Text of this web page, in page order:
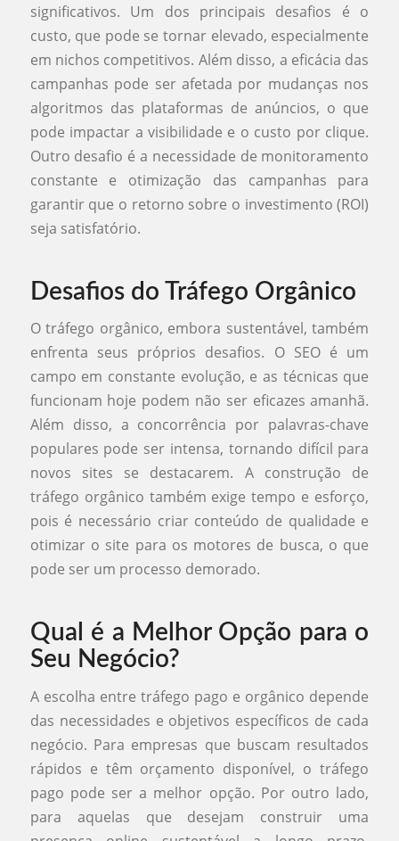
significativos. Um dos principais desafios é o
custo, que pode se tornar elevado, especialmente
em nichos competitivos. Além disso, a eficácia das
campanhas pode ser afetada por mudanças nos
algoritmos das plataformas de anúncios, o que
pode impactar a visibilidade e o custo por clique.
Outro desafio é a necessidade de monitoramento
constante e otimização das campanhas para
garantir que o retorno sobre o investimento (ROI)
seja satisfatório.
Desafios do Tráfego Orgânico
O tráfego orgânico, embora sustentável, também
enfrenta seus próprios desafios. O SEO é um
campo em constante evolução, e as técnicas que
funcionam hoje podem não ser eficazes amanhã.
Além disso, a concorrência por palavras-chave
populares pode ser intensa, tornando difícil para
novos sites se destacarem. A construção de
tráfego orgânico também exige tempo e esforço,
pois é necessário criar conteúdo de qualidade e
otimizar o site para os motores de busca, o que
pode ser um processo demorado.
Qual é a Melhor Opção para o
Seu Negócio?
A escolha entre tráfego pago e orgânico depende
das necessidades e objetivos específicos de cada
negócio. Para empresas que buscam resultados
rápidos e têm orçamento disponível, o tráfego
pago pode ser a melhor opção. Por outro lado,
para aquelas que desejam construir uma